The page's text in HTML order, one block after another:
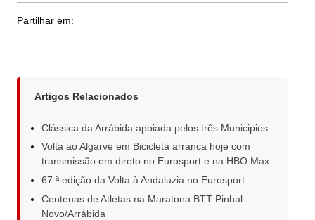
Partilhar em:
Artigos Relacionados
Clássica da Arrábida apoiada pelos três Municipios
Volta ao Algarve em Bicicleta arranca hoje com
transmissão em direto no Eurosport e na HBO Max
67.ª edição da Volta à Andaluzia no Eurosport
Centenas de Atletas na Maratona BTT Pinhal
Novo/Arrábida